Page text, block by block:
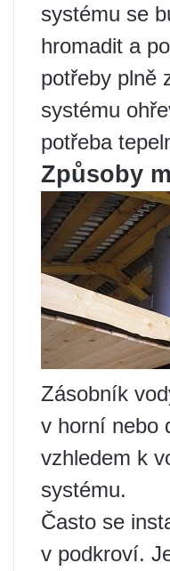
systému se
hromadit a
potřeby plně
systému
potřeba
Způsoby
Zásobník
v horní nebo
vzhledem k
systému.
Často se
v podkroví.